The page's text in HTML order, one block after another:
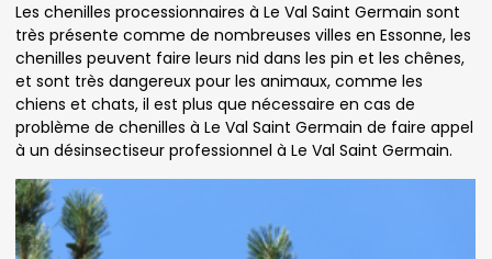
Les chenilles processionnaires à Le Val Saint Germain sont
très présente comme de nombreuses villes en Essonne, les
chenilles peuvent faire leurs nid dans les pin et les chênes,
et sont très dangereux pour les animaux, comme les
chiens et chats, il est plus que nécessaire en cas de
problème de chenilles à Le Val Saint Germain de faire appel
à un désinsectiseur professionnel à Le Val Saint Germain.